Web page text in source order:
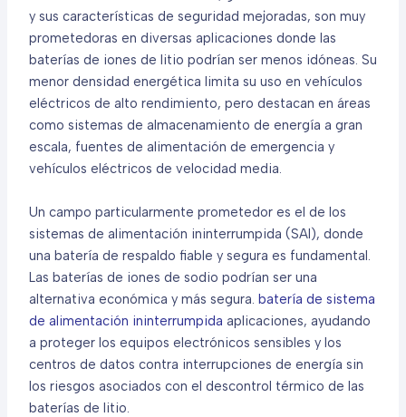
y sus características de seguridad mejoradas, son muy
prometedoras en diversas aplicaciones donde las
baterías de iones de litio podrían ser menos idóneas. Su
menor densidad energética limita su uso en vehículos
eléctricos de alto rendimiento, pero destacan en áreas
como sistemas de almacenamiento de energía a gran
escala, fuentes de alimentación de emergencia y
vehículos eléctricos de velocidad media.
Un campo particularmente prometedor es el de los
sistemas de alimentación ininterrumpida (SAI), donde
una batería de respaldo fiable y segura es fundamental.
Las baterías de iones de sodio podrían ser una
alternativa económica y más segura. batería de sistema
de alimentación ininterrumpida aplicaciones, ayudando
a proteger los equipos electrónicos sensibles y los
centros de datos contra interrupciones de energía sin
los riesgos asociados con el descontrol térmico de las
baterías de litio.